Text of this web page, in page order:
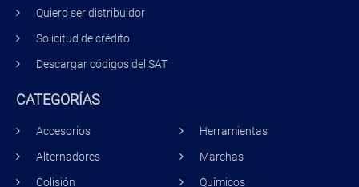
Quiero ser distribuidor
Solicitud de crédito
Descargar códigos del SAT
CATEGORÍAS
Accesorios
Alternadores
Colisión
Herramientas
Marchas
Químicos